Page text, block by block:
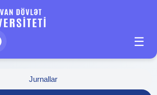
☰
Jurnallar